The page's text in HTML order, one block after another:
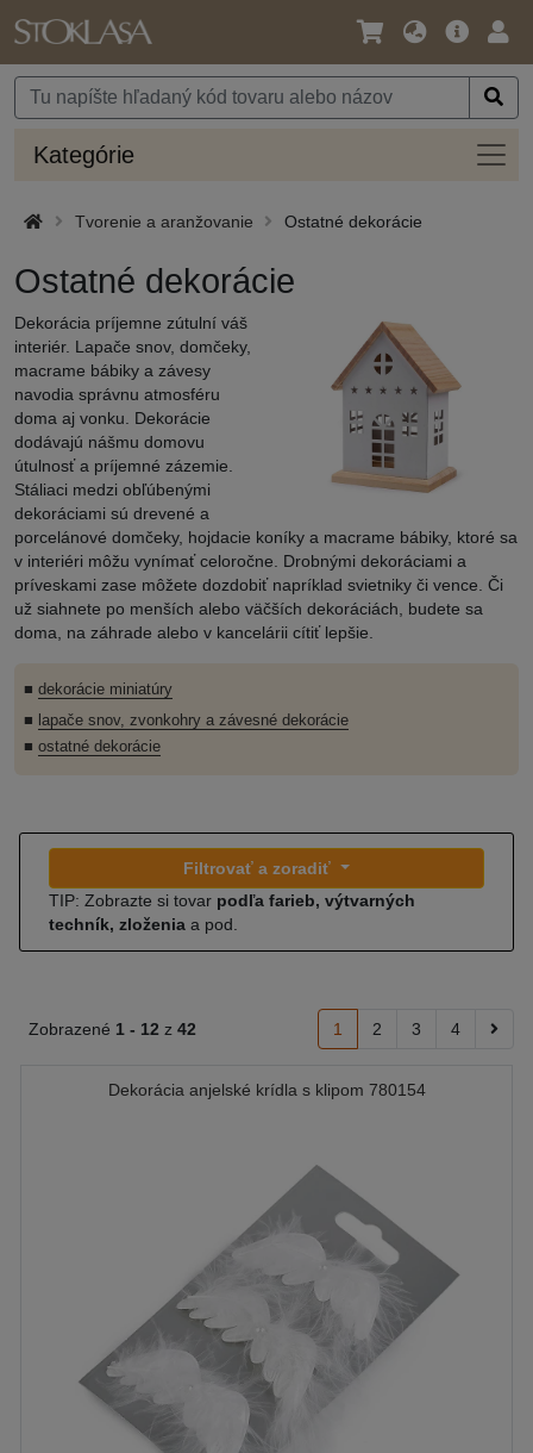
Jazyk
Mena
Hlavná
Kategórie
Tvorenie a aranžovanie Ostatné dekorácie
Ostatné dekorácie
Dekorácia príjemne zútulní váš
interiér. Lapače snov, domčeky,
macrame bábiky a závesy
navodia správnu atmosféru
doma aj vonku. Dekorácie
dodávajú nášmu domovu
útulnosť a príjemné zázemie.
Stáliaci medzi obľúbenými
dekoráciami sú drevené a
porcelánové domčeky, hojdacie koníky a macrame bábiky, ktoré sa
v interiéri môžu vynímať celoročne. Drobnými dekoráciami a
príveskami zase môžete dozdobiť napríklad svietniky či vence. Či
už siahnete po menších alebo väčších dekoráciách, budete sa
doma, na záhrade alebo v kancelárii cítiť lepšie.
■ dekorácie miniatúry
■ lapače snov, zvonkohry a závesné dekorácie
■ ostatné dekorácie
Filtrovať a zoradiť
TIP: Zobrazte si tovar podľa farieb, výtvarných
techník, zloženia a pod.
Zobrazené 1 - 12 z 42 1 2 3 4
Dekorácia anjelské krídla s klipom 780154